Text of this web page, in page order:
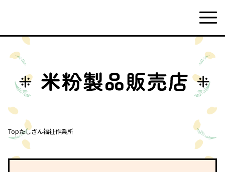
Topたしざん福祉作業所